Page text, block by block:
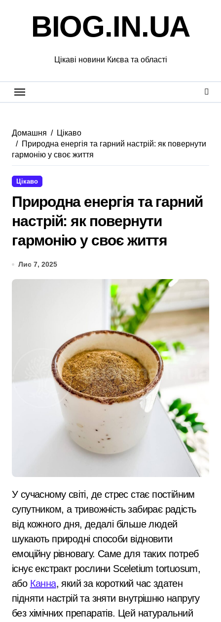
BIOG.IN.UA
Цікаві новини Києва та області
Домашня
Цікаво
Природна енергія та гарний настрій: як повернути
гармонію у своє життя
Цікаво
Природна енергія та гарний
настрій: як повернути
гармонію у своє життя
Лис 7, 2025
У сучасному світі, де стрес стає постійним
супутником, а тривожність забирає радість
від кожного дня, дедалі більше людей
шукають природні способи відновити
емоційну рівновагу. Саме для таких потреб
існує екстракт рослини Sceletium tortuosum,
або Канна, який за короткий час здатен
підняти настрій та зняти внутрішню напругу
без хімічних препаратів. Цей натуральний